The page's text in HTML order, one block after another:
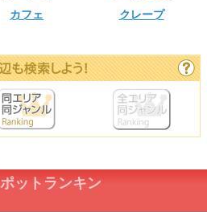
カフェ クレープ
ットランキン